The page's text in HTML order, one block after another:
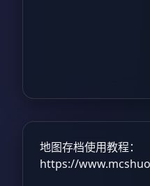
地图存档使用教程：
https://